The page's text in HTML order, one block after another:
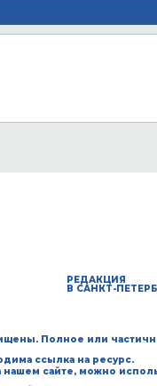
РЕДАКЦИЯ
В САНКТ-
Полное или
ссылка на ресурс.
сайте, можно